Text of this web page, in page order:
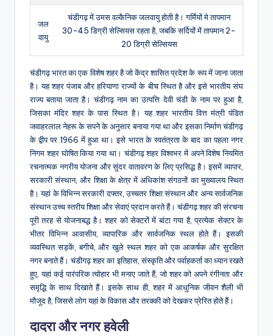
जल
वायु
चंडीगढ़ में उमस वल्कैनिक जलवायु होती है। गर्मियों मे तापमान
30-45 डिग्री सेल्सियस रहता है, जबकि सर्दियों में तापमान 2-
20 डिग्री सेल्सियस
चंडीगढ़ भारत का एक विशेष शहर है जो केंद्र शासित प्रदेश के रूप में जाना जाता
है। यह शहर पंजाब और हरियाणा राज्यों के बीच स्थित है और इसे भारतीय संघ
राज्य बताया जाता है। चंडीगढ़ नाम का उत्पत्ति देवी चंडी के नाम पर हुआ है,
जिसका मंदिर शहर के पास स्थित है। यह शहर भारतीय वित्त मंत्री पंडित
जवाहरलाल नेहरू के सपने के अनुसार बनाया गया था और इसका निर्माण चंडीगढ़
के द्वीप पर 1966 में हुआ था। इसे भारत के स्वतंत्रता के बाद का पहला नगर
निगम शहर घोषित किया गया था। चंडीगढ़ शहर विश्वभर में अपने विशेष नियमित
रचनात्मक नगरीय योजना और सुंदर वातावरण के लिए प्रसिद्ध है। इसमें व्यापार,
सरकारी संस्थान, और शिक्षा के क्षेत्र में अधिकांश संगठनों का मुख्यालय स्थित
है। यहां के विभिन्न सरकारी दफ्तर, उच्चतर शिक्षा संस्थान और अन्य सार्वजनिक
संस्थान उच्च स्तरीय शिक्षा और सेवाएं प्रदान करते हैं। चंडीगढ़ शहर की संरचना
पूरी तरह से योजनाबद्ध है। शहर को सेक्टरों में बांटा गया है, प्रत्येक सेक्टर के
भीतर विभिन्न आवासीय, व्यापारिक और सार्वजनिक स्थल होते हैं। इसकी
व्यवस्थित सड़कें, बगीचे, और खुले स्थल शहर को एक आकर्षक और सुरक्षित
नगर बनाते हैं। चंडीगढ़ शहर का इतिहास, संस्कृति और पर्वाहकर्ता का ध्यान रखते
हुए, यहां कई पारंपरिक त्योहार भी मनाए जाते हैं, जो शहर को अपने रंगीनता और
समृद्धि के साथ दिखाते हैं। इसके साथ ही, शहर में आधुनिक जीवन शैली भी
मौजूद है, जिससे लोग यहां के विकास और तरक्की को देखकर प्रेरित होते हैं।
दादरा और नगर हवेली